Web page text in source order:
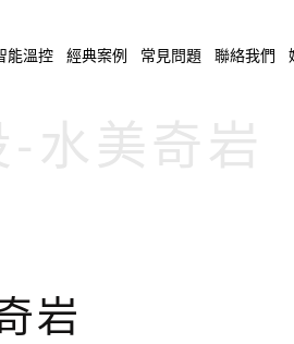
能溫控 經典案例 常見問題 聯絡我們
岩